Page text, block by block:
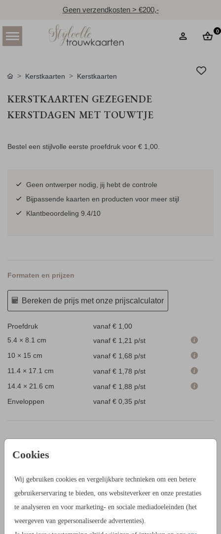
Geen verzendkosten > €200,-
0
Cookies
Wij gebruiken cookies en vergelijkbare technieken om een betere
gebruikerservaring te bieden, ons websiteverkeer en onze prestaties
te analyseren en voor marketing- en sociale mediadoeleinden (het
weergeven van gepersonaliseerde advertenties).
Kerstkaarten Kerstkaarten
KERSTKAARTEN GEZEGENDE
KERSTDAGEN MET TOUWTJE
Bestel een stijlvolle eerste proefdruk voor € 1,00.
Geen ontwerper nodig, jij hebt de controle
Bijpassende kaarten en producten voor meer stijl
Klantbeoordeling 9.4/10
Formaten en prijzen
Bereken de prijs met onze prijscalculator
Proefdruk
vanaf € 1,00
5.4 × 8.1 cm
vanaf € 1,21 p/st
10 × 15 cm
vanaf € 1,68 p/st
11.4 × 17.1 cm
vanaf € 1,78 p/st
14.4 × 21.6 cm
vanaf € 1,88 p/st
Enveloppen
vanaf € 0,35 p/st
Gezegende kerstdagen staat op de achterzijde van deze
kerstkaart. Deze tekst kan naar eigen wens aangepast
worden.
Toon meer